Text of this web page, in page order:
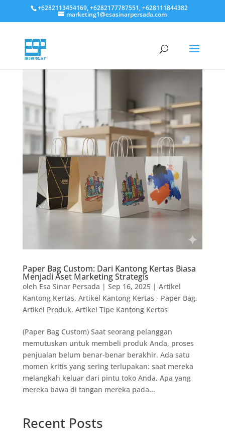
+6282113454169, +6282177787551, +628111844382
marketing1@esasinarpersada.com
Paper Bag Custom: Dari Kantong Kertas Biasa
Menjadi Aset Marketing Strategis
oleh Esa Sinar Persada | Sep 16, 2025| Artikel
Kantong Kertas, Artikel Kantong Kertas - Paper Bag,
Artikel Produk, Artikel Tipe Kantong Kertas
(Paper Bag Custom) Saat seorang pelanggan
memutuskan untuk membeli produk Anda, proses
penjualan belum benar-benar berakhir. Ada satu
momen kritis yang sering terlupakan: saat mereka
melangkah keluar dari pintu toko Anda. Apa yang
mereka bawa di tangan mereka pada...
Recent Posts